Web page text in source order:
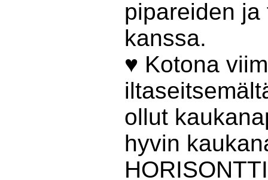
pipareiden
kanssa.
♥ Kotona
ollut
hyvin